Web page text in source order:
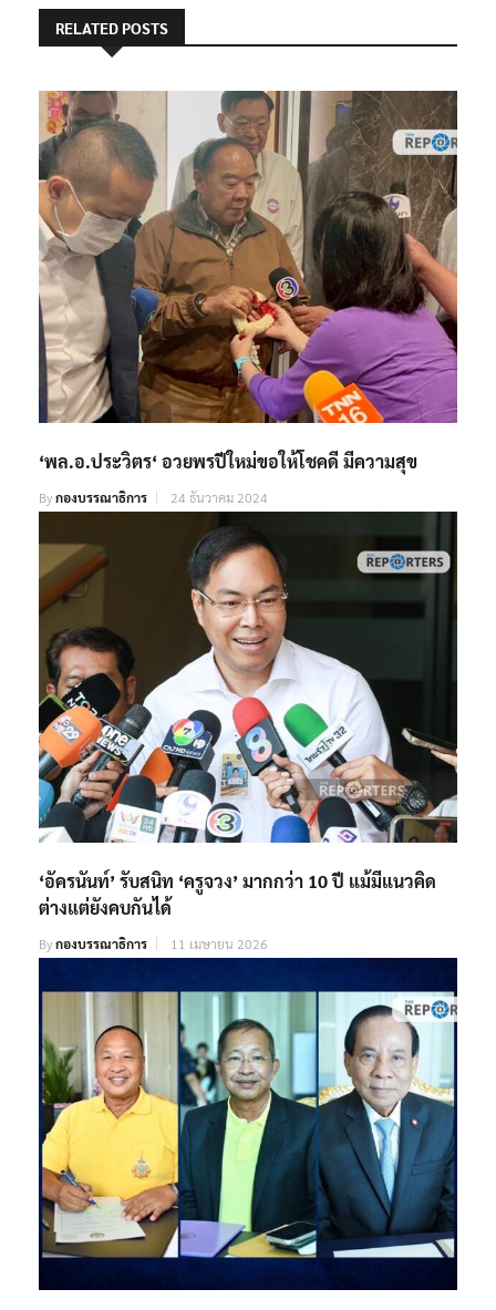
RELATED POSTS
‘พล.อ.ประวิตร‘ อวยพรปีใหม่ขอให้โชคดี มีความสุข
Byกองบรรณาธิการ 24 ธันวาคม 2024
‘อัครนันท์’ รับสนิท ‘ครูจวง’ มากกว่า 10 ปี แม้มีแนวคิด
ต่างแต่ยังคบกันได้
Byกองบรรณาธิการ 11 เมษายน 2026